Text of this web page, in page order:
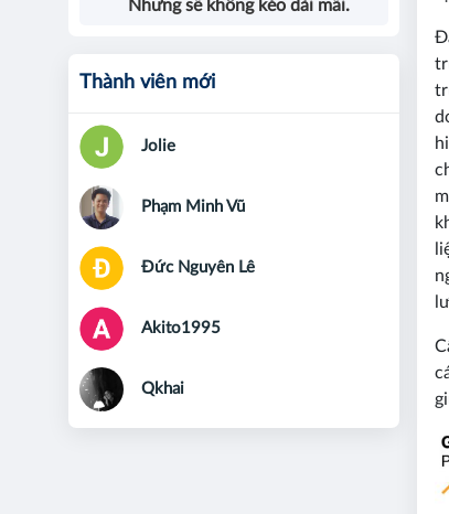
Nhưng sẽ không kéo dài mãi.
Thành viên mới
Jolie
Phạm Minh Vũ
Đức Nguyên Lê
Akito1995
Qkhai